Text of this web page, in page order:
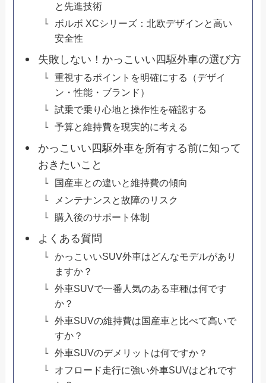
と先進技術
ボルボ XCシリーズ：北欧デザインと高い
安全性
失敗しない！かっこいい四駆外車の選び方
重視するポイントを明確にする（デザイ
ン・性能・ブランド）
試乗で乗り心地と操作性を確認する
予算と維持費を現実的に考える
かっこいい四駆外車を所有する前に知って
おきたいこと
国産車との違いと維持費の傾向
メンテナンスと故障のリスク
購入後のサポート体制
よくある質問
かっこいいSUV外車はどんなモデルがあり
ますか？
外車SUVで一番人気のある車種は何です
か？
外車SUVの維持費は国産車と比べて高いで
すか？
外車SUVのデメリットは何ですか？
オフロード走行に強い外車SUVはどれです